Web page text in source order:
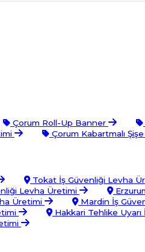
Çorum Roll-Up Banner
Çorum Kabartmalı
Tokat İş Güvenliği Levha
Levha Üretimi
Üretimi
Mardin İş
Hakkari Tehlike